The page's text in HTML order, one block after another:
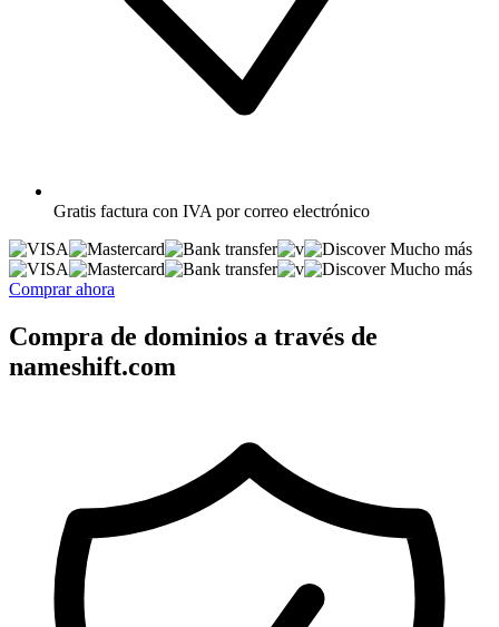
Gratis factura con IVA por correo electrónico
Mucho más
Mucho más
Comprar ahora
Compra de dominios a través de
nameshift.com